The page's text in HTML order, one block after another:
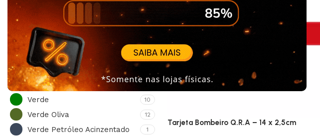
Caqui
Cinza 3
Laranja
Marrom 4
Preta
Preto 26
Verde 10
Verde Oliva 12
Verde Petróleo Acinzentado 1
Tarjeta Bombeiro Q.R.A – 14 x 2,5cm